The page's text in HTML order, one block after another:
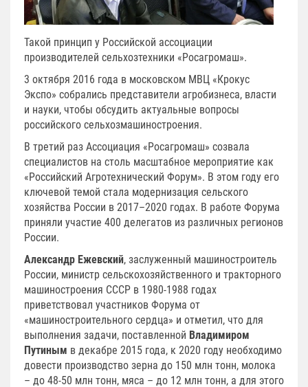
Такой принцип у Российской ассоциации
производителей сельхозтехники «Росагромаш».
3 октября 2016 года в московском МВЦ «Крокус
Экспо» собрались представители агробизнеса, власти
и науки, чтобы обсудить актуальные вопросы
российского сельхозмашиностроения.
В третий раз Ассоциация «Росагромаш» созвала
специалистов на столь масштабное мероприятие как
«Российский Агротехнический Форум». В этом году его
ключевой темой стала модернизация сельского
хозяйства России в 2017–2020 годах. В работе Форума
приняли участие 400 делегатов из различных регионов
России.
Александр Ежевский, заслуженный машиностроитель
России, министр сельскохозяйственного и тракторного
машиностроения СССР в 1980-1988 годах
приветствовал участников Форума от
«машиностроительного сердца» и отметил, что для
выполнения задачи, поставленной Владимиром
Путиным в декабре 2015 года, к 2020 году необходимо
довести производство зерна до 150 млн тонн, молока
– до 48-50 млн тонн, мяса – до 12 млн тонн, а для этого